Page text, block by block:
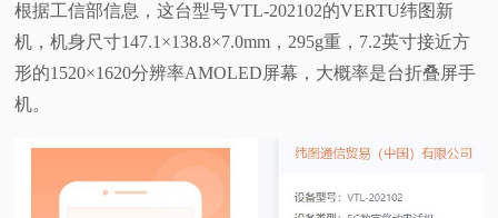
科
普
根据工信部信息，这台型号VTL-202102的VERTU纬图新
机，机身尺寸147.1×138.8×7.0mm，295g重，7.2英寸接近方
形的1520×1620分辨率AMOLED屏幕，大概率是台折叠屏手
机。